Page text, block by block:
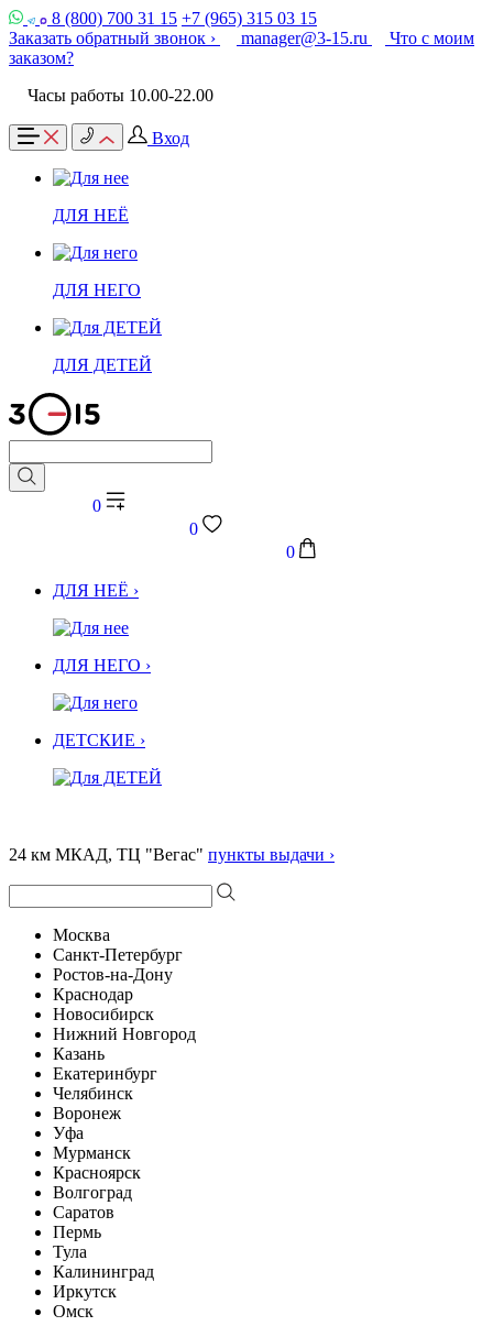
8 (800) 700 31 15 +7 (965) 315 03 15
Заказать обратный звонок ›
manager@3-15.ru
Что с моим
заказом?
Часы работы 10.00-22.00
Вход
ДЛЯ НЕЁ
ДЛЯ НЕГО
ДЛЯ ДЕТЕЙ
0
0
0
ДЛЯ НЕЁ ›
ДЛЯ НЕГО ›
ДЕТСКИЕ ›
24 км МКАД, ТЦ "Вегас" пункты выдачи ›
Москва
Санкт-Петербург
Ростов-на-Дону
Краснодар
Новосибирск
Нижний Новгород
Казань
Екатеринбург
Челябинск
Воронеж
Уфа
Мурманск
Красноярск
Волгоград
Саратов
Пермь
Тула
Калининград
Иркутск
Омск